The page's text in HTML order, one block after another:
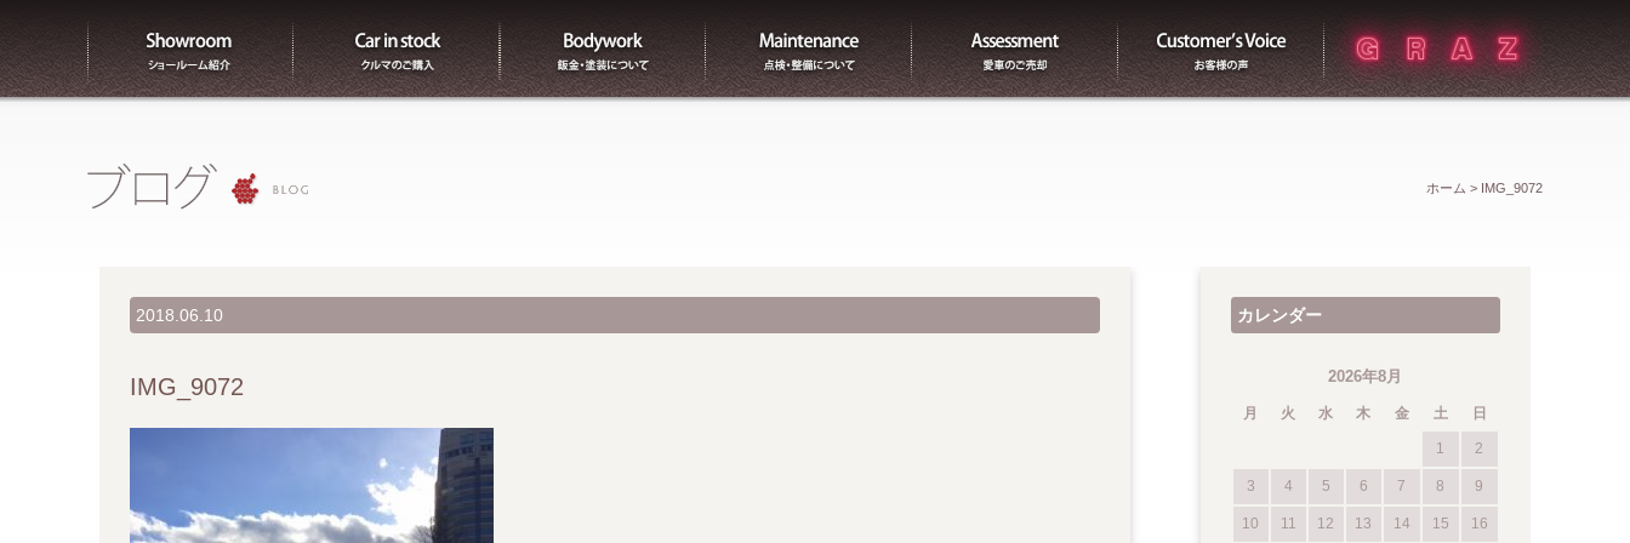
ショールーム紹介 販売 板金 整備 買取 お客様の声
ホーム > IMG_9072
2018.06.10
IMG_9072
カレンダー
2026年8月
月 火 水 木 金 土 日
1 2
3 4 5 6 7 8 9
10 11 12 13 14 15 16